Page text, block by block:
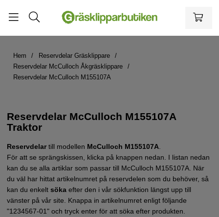
Hem
Reservdelar Gräsklippare
Reservdelar McCulloch Åkgräsklippare
Reservdelar McCulloch M155107A
Reservdelar McCulloch M155107A
Traktor
Reservdelartill modellen McCulloch M155107A.
För att se sprängskissen, klicka på knappen nedan. I listan nedan
kan du se alla artiklar som passar till McCulloch M155107A. När
du väl har hittat artikelnumret på reservdelen som du behöver, så
kan du enkelt söka efter den i vår sökfunktion längst upp till
vänster på vår site. Knappa in artikelnumret enligt följande
"1234567-01" och tryck enter för att söka efter produkten.